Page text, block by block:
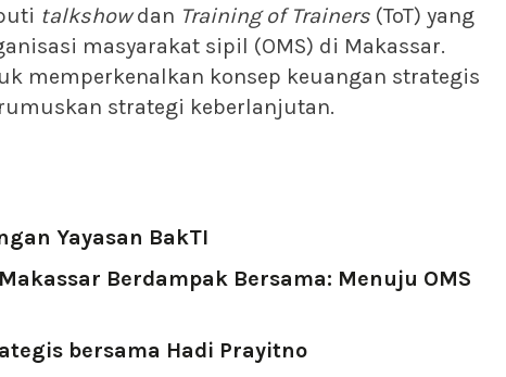
talkshowdan Training of Trainers (ToT) yang
masyarakat sipil (OMS) di Makassar.
memperkenalkan konsep keuangan strategis
strategi keberlanjutan.
Yayasan BakTI
Berdampak Bersama: Menuju OMS
bersama Hadi Prayitno